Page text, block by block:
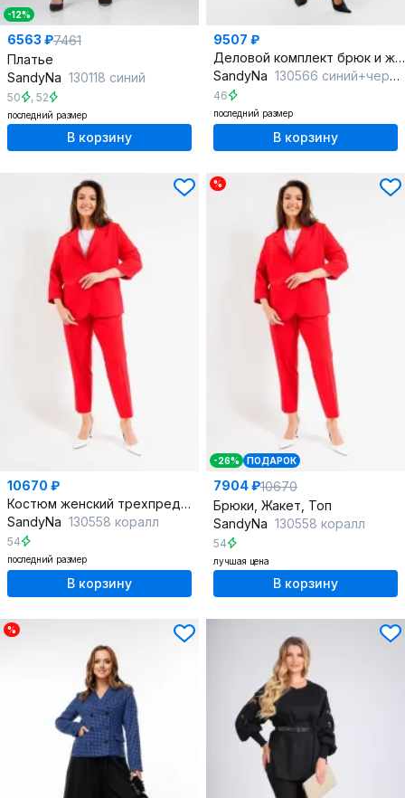
-12%
6563 ₽7461
Платье
SandyNa 130118 синий
50 , 52
последний размер
В корзину
9507 ₽
Деловой комплект брюк и жакета из текстиля с расширенными брюками
SandyNa 130566 синий+черный
46
последний размер
В корзину
10670 ₽
Костюм женский трехпредметный с жакетом, брюками и топом
SandyNa 130558 коралл
54
последний размер
В корзину
%
-26% ПОДАРОК
7904 ₽10670
Брюки, Жакет, Топ
SandyNa 130558 коралл
54
лучшая цена
В корзину
%